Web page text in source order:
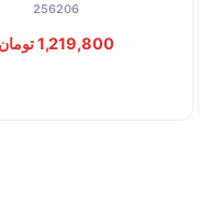
256206
1,219,800 تومان